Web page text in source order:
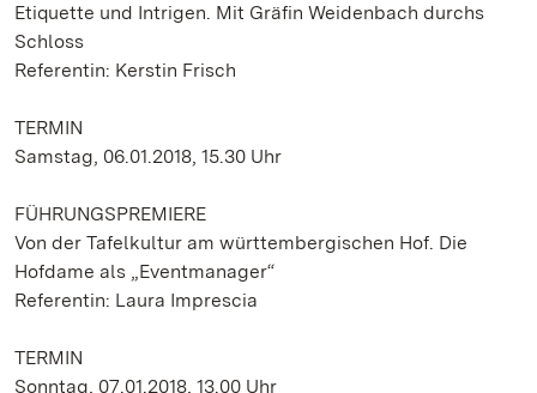
Etiquette und Intrigen. Mit Gräfin Weidenbach durchs
Schloss
Referentin: Kerstin Frisch
TERMIN
Samstag, 06.01.2018, 15.30 Uhr
FÜHRUNGSPREMIERE
Von der Tafelkultur am württembergischen Hof. Die
Hofdame als „Eventmanager“
Referentin: Laura Imprescia
TERMIN
Sonntag, 07.01.2018, 13.00 Uhr